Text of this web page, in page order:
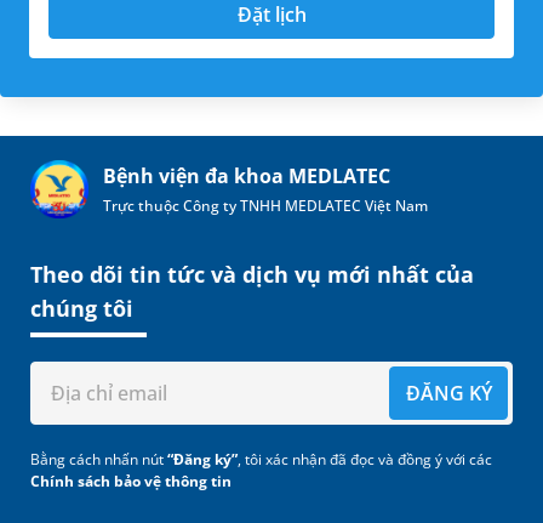
Đặt lịch
Bệnh viện đa khoa MEDLATEC
Trực thuộc Công ty TNHH MEDLATEC Việt Nam
Theo dõi tin tức và dịch vụ mới nhất của
chúng tôi
ĐĂNG KÝ
Bằng cách nhấn nút“Đăng ký”, tôi xác nhận đã đọc và đồng ý với các
Chính sách bảo vệ thông tin